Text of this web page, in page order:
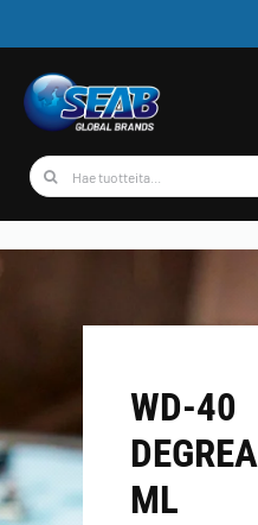
to
content
Etsi
WD-40
ML